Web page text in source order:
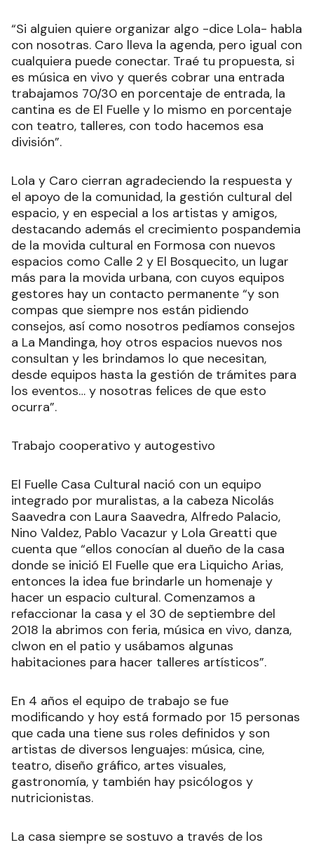
“Si alguien quiere organizar algo -dice Lola- habla
con nosotras. Caro lleva la agenda, pero igual con
cualquiera puede conectar. Traé tu propuesta, si
es música en vivo y querés cobrar una entrada
trabajamos 70/30 en porcentaje de entrada, la
cantina es de El Fuelle y lo mismo en porcentaje
con teatro, talleres, con todo hacemos esa
división”.
Lola y Caro cierran agradeciendo la respuesta y
el apoyo de la comunidad, la gestión cultural del
espacio, y en especial a los artistas y amigos,
destacando además el crecimiento pospandemia
de la movida cultural en Formosa con nuevos
espacios como Calle 2 y El Bosquecito, un lugar
más para la movida urbana, con cuyos equipos
gestores hay un contacto permanente “y son
compas que siempre nos están pidiendo
consejos, así como nosotros pedíamos consejos
a La Mandinga, hoy otros espacios nuevos nos
consultan y les brindamos lo que necesitan,
desde equipos hasta la gestión de trámites para
los eventos… y nosotras felices de que esto
ocurra”.
Trabajo cooperativo y autogestivo
El Fuelle Casa Cultural nació con un equipo
integrado por muralistas, a la cabeza Nicolás
Saavedra con Laura Saavedra, Alfredo Palacio,
Nino Valdez, Pablo Vacazur y Lola Greatti que
cuenta que “ellos conocían al dueño de la casa
donde se inició El Fuelle que era Liquicho Arias,
entonces la idea fue brindarle un homenaje y
hacer un espacio cultural. Comenzamos a
refaccionar la casa y el 30 de septiembre del
2018 la abrimos con feria, música en vivo, danza,
clwon en el patio y usábamos algunas
habitaciones para hacer talleres artísticos”.
En 4 años el equipo de trabajo se fue
modificando y hoy está formado por 15 personas
que cada una tiene sus roles definidos y son
artistas de diversos lenguajes: música, cine,
teatro, diseño gráfico, artes visuales,
gastronomía, y también hay psicólogos y
nutricionistas.
La casa siempre se sostuvo a través de los